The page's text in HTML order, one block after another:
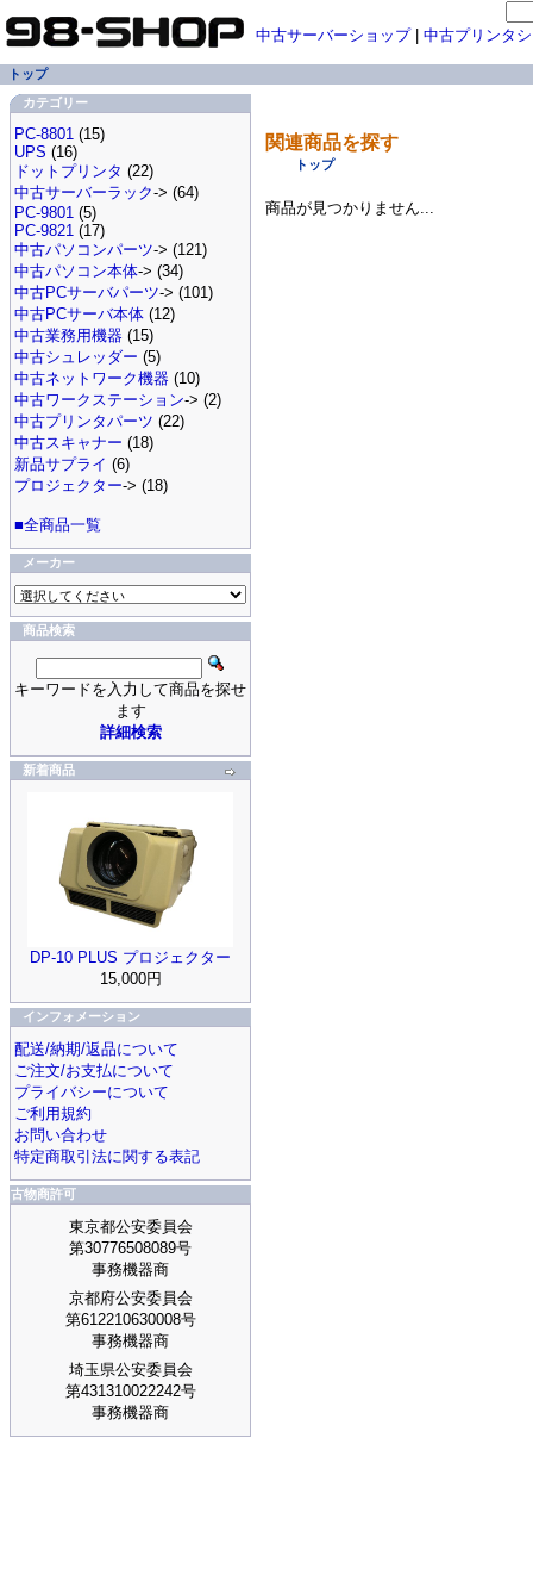
関連商品を探す
トップ
商品が見つかりません...
中古サーバーショップ| 中古プリンタ
トップ
カテゴリー
PC-8801 (15)
UPS (16)
ドットプリンタ (22)
中古サーバーラック-> (64)
PC-9801 (5)
PC-9821 (17)
中古パソコンパーツ-> (121)
中古パソコン本体-> (34)
中古PCサーバパーツ-> (101)
中古PCサーバ本体 (12)
中古業務用機器 (15)
中古シュレッダー (5)
中古ネットワーク機器 (10)
中古ワークステーション-> (2)
中古プリンタパーツ (22)
中古スキャナー (18)
新品サプライ (6)
プロジェクター-> (18)
■全商品一覧
メーカー
商品検索
キーワードを入力して商品を探せ
ます
詳細検索
新着商品
DP-10 PLUS プロジェクター
15,000円
インフォメーション
配送/納期/返品について
ご注文/お支払について
プライバシーについて
ご利用規約
お問い合わせ
特定商取引法に関する表記
古物商許可
東京都公安委員会
第30776508089号
事務機器商
京都府公安委員会
第612210630008号
事務機器商
埼玉県公安委員会
第431310022242号
事務機器商